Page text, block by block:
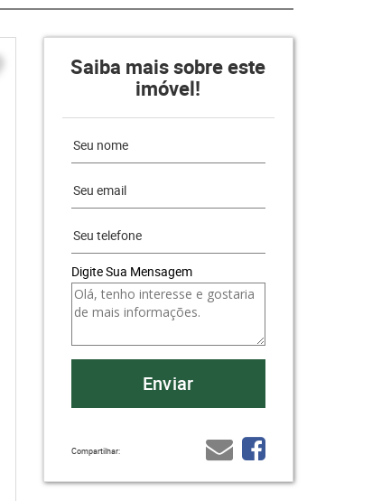
Saiba mais sobre este
imóvel!
Digite Sua Mensagem
Compartilhar: